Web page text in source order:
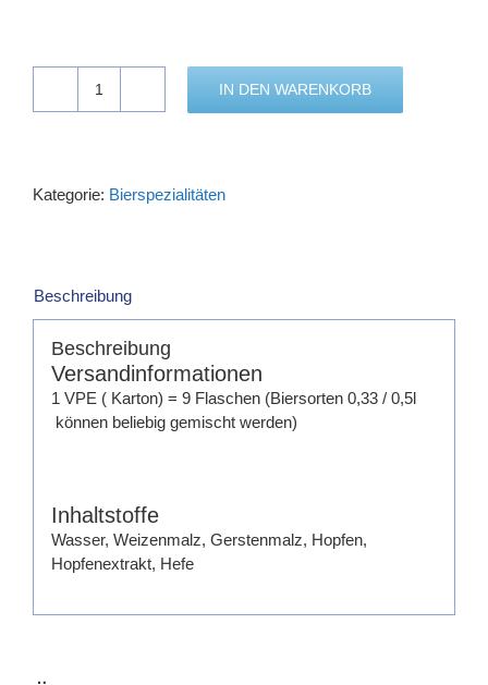
FRANKEN
IN DEN WARENKORB
Kategorie: Bierspezialitäten
Beschreibung
Beschreibung
Versandinformationen
1 VPE ( Karton) = 9 Flaschen (Biersorten 0,33 / 0,5l
können beliebig gemischt werden)
Inhaltstoffe
Wasser, Weizenmalz, Gerstenmalz, Hopfen,
Hopfenextrakt, Hefe